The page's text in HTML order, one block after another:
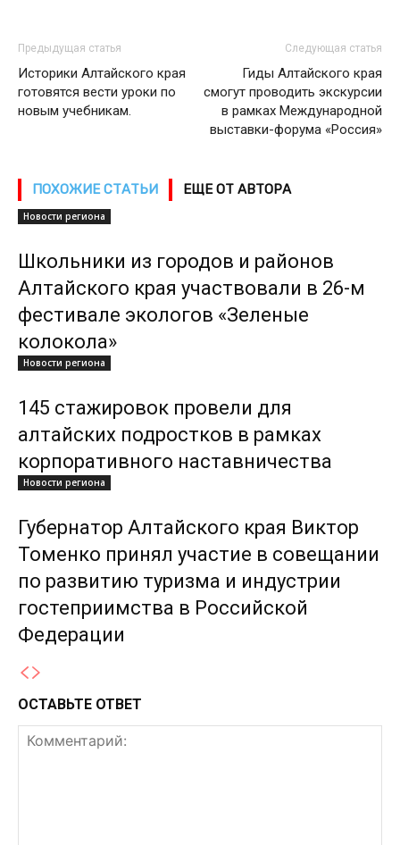
Предыдущая статья
Историки Алтайского края
готовятся вести уроки по
новым учебникам.
Следующая статья
Гиды Алтайского края
смогут проводить экскурсии
в рамках Международной
выставки-форума «Россия»
ПОХОЖИЕ СТАТЬИ ЕЩЕ ОТ АВТОРА
Новости региона
Школьники из городов и районов
Алтайского края участвовали в 26-м
фестивале экологов «Зеленые
колокола»
Новости региона
145 стажировок провели для
алтайских подростков в рамках
корпоративного наставничества
Новости региона
Губернатор Алтайского края Виктор
Томенко принял участие в совещании
по развитию туризма и индустрии
гостеприимства в Российской
Федерации
ОСТАВЬТЕ ОТВЕТ